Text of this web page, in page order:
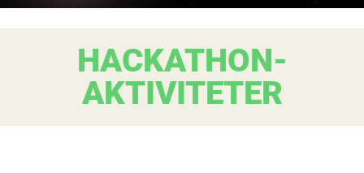
HACKATHON-
AKTIVITETER